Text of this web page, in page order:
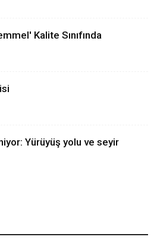
Kalite Sınıfında
Yürüyüş yolu ve seyir